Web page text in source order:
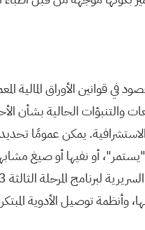
قوانين الأوراق المالية
والتنبؤات الحالية بشأن
الاستشرافية. يمكن عمومًا
أو نفيها أو صيغ مشابهة.
توصيل الأدوية